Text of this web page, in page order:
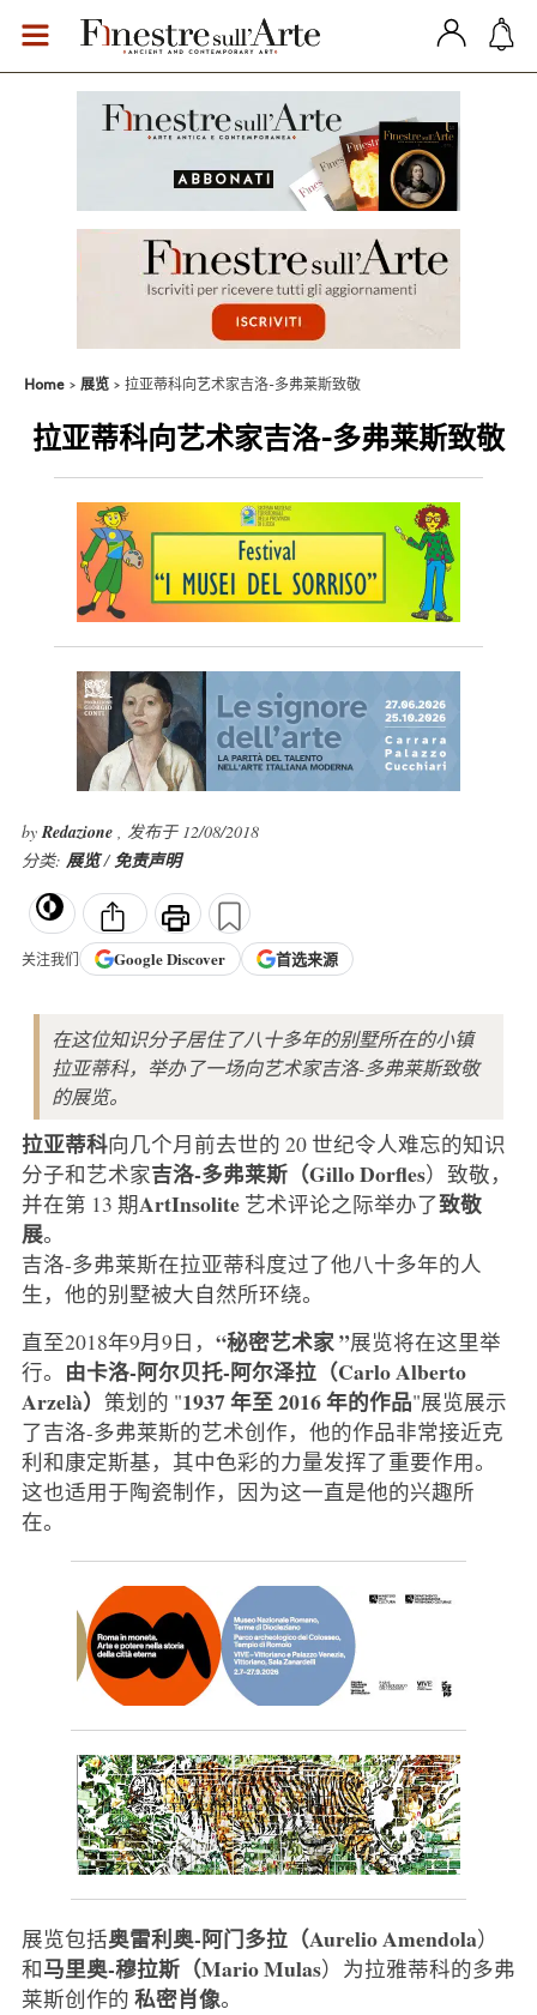
Home 展览 拉亚蒂科向艺术家吉洛-多弗莱斯致敬
拉亚蒂科向艺术家吉洛-多弗莱斯致敬
byRedazione , 发布于 12/08/2018
分类: 展览/免责声明
关注我们 GoogleDiscover 首选来源
在这位知识分子居住了八十多年的别墅所在的小镇
拉亚蒂科，举办了一场向艺术家吉洛-多弗莱斯致敬
的展览。
拉亚蒂科向几个月前去世的 20 世纪令人难忘的知识
分子和艺术家吉洛-多弗莱斯（Gillo Dorfles）致敬，
并在第 13 期ArtInsolite艺术评论之际举办了致敬
展。
吉洛-多弗莱斯在拉亚蒂科度过了他八十多年的人
生，他的别墅被大自然所环绕。
直至2018年9月9日， “秘密艺术家 ”展览将在这里举
行。 由卡洛-阿尔贝托-阿尔泽拉（Carlo Alberto
Arzelà） 策划的 "1937 年至 2016 年的作品"展览展示
了吉洛-多弗莱斯的艺术创作，他的作品非常接近克
利和康定斯基，其中色彩的力量发挥了重要作用。
这也适用于陶瓷制作，因为这一直是他的兴趣所
在。
展览包括奥雷利奥-阿门多拉（Aurelio Amendola）
和马里奥-穆拉斯（Mario Mulas）为拉雅蒂科的多弗
莱斯创作的 私密肖像。